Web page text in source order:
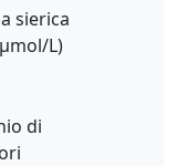
sierica
L)
di